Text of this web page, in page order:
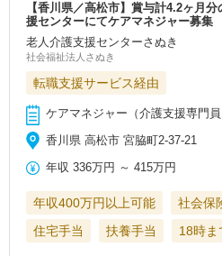
【香川県／高松市】賞与計4.2ヶ月
援センターにてケアマネジャー募集
老人介護支援センターさぬき
社会福祉法人さぬき
転職支援サービス経由
ケアマネジャー（介護支援専門
香川県 高松市 宮脇町2-37-21
年収 336万円 ～415万円
年収400万円以上可能 社会保
住宅手当
扶養手当 18時ま